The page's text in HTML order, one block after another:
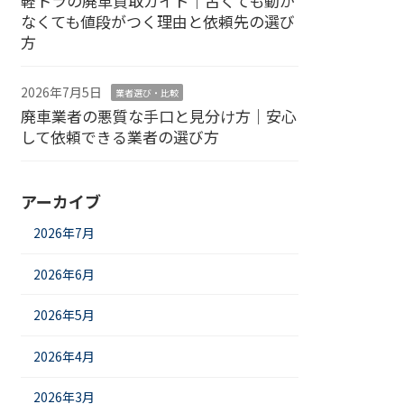
なくても値段がつく理由と依頼先の選び
方
2026年7月5日 業者選び・比較
廃車業者の悪質な手口と見分け方｜安心
して依頼できる業者の選び方
アーカイブ
2026年7月
2026年6月
2026年5月
2026年4月
2026年3月